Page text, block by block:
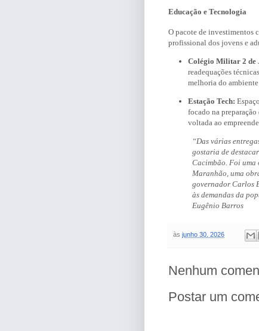
Educação e Tecnologia
O pacote de investimentos
profissional dos jovens e
Colégio Militar 2 de
readequações
melhoria do ambiente
Estação Tech:
focado na
voltada ao
“Das várias
gostaria de
Cacimbão. Foi uma
Maranhão, uma
governador Carlos
às demandas da
Eugênio Barros
às junho 30, 2026
Nenhum
Postar um